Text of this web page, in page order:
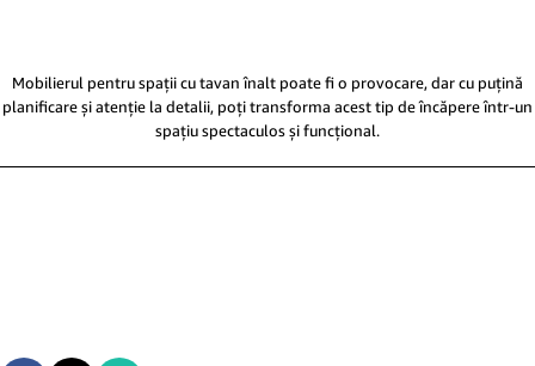
Mobilierul pentru spații cu tavan înalt poate fi o provocare, dar cu puțină
planificare și atenție la detalii, poți transforma acest tip de încăpere într-un
spațiu spectaculos și funcțional.